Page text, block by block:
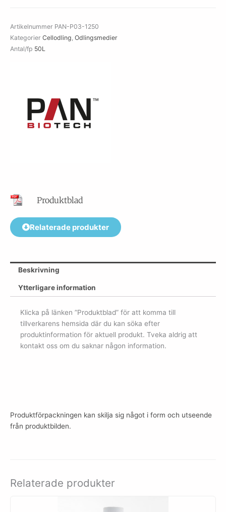
w:
25
mM
Artikelnummer PAN-P03-1250
Kategorier Cellodling, Odlingsmedier
Antal/fp 50L
Produktblad
Relaterade produkter
Beskrivning
Ytterligare information
Klicka på länken ”Produktblad” för att komma till
tillverkarens hemsida där du kan söka efter
produktinformation för aktuell produkt. Tveka aldrig att
kontakt oss om du saknar någon information.
Produktförpackningen kan skilja sig något i form och utseende
från produktbilden.
Relaterade produkter